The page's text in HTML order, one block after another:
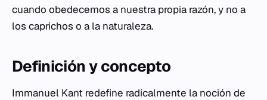
cuando obedecemos a nuestra propia razón, y no a
los caprichos o a la naturaleza.
Definición y concepto
Immanuel Kant redefine radicalmente la noción de